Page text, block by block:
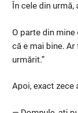
În cele din
O parte din mine
că e mai bine.
urmărit.”
Apoi, exact zece